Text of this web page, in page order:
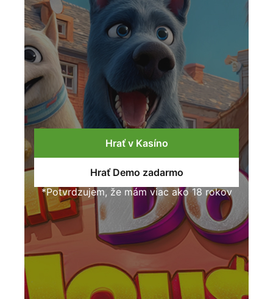
Hrať v Kasíno
Hrať Demo zadarmo
*Potvrdzujem, že mám viac ako 18 rokov